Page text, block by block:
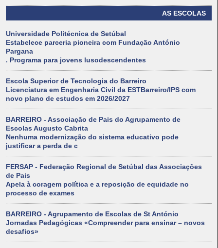
AS ESCOLAS
Universidade Politécnica de Setúbal
Estabelece parceria pioneira com Fundação António
Pargana
. Programa para jovens lusodescendentes
Escola Superior de Tecnologia do Barreiro
Licenciatura em Engenharia Civil da ESTBarreiro/IPS com
novo plano de estudos em 2026/2027
BARREIRO - Associação de Pais do Agrupamento de
Escolas Augusto Cabrita
Nenhuma modernização do sistema educativo pode
justificar a perda de c
FERSAP - Federação Regional de Setúbal das Associações
de Pais
Apela à coragem política e a reposição de equidade no
processo de exames
BARREIRO - Agrupamento de Escolas de St António
Jornadas Pedagógicas «Compreender para ensinar – novos
desafios»